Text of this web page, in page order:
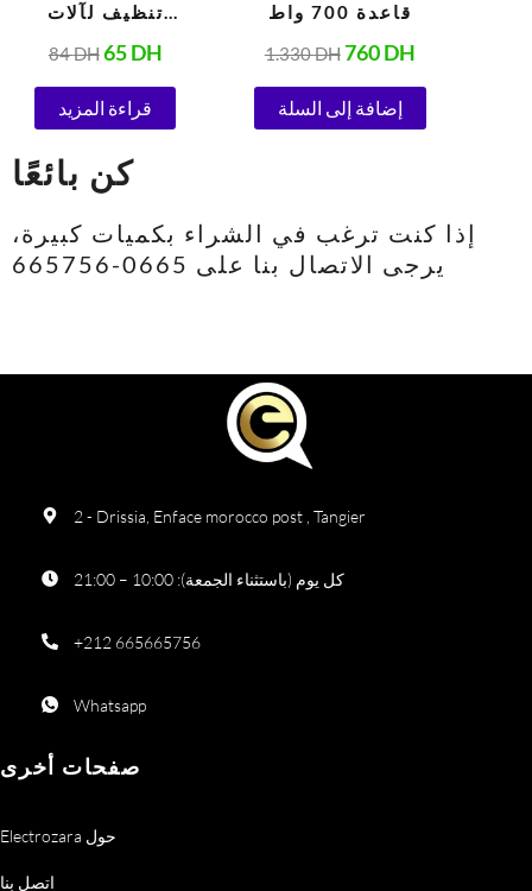
تنظيف لآلات
الإسبريسو
84DH65DH
قراءة المزيد
قاعدة 700 واط
1.330DH760DH
إضافة إلى السلة
كن بائعًا
إذا كنت ترغب في الشراء بكميات كبيرة،
يرجى الاتصال بنا على 0665-665756
2 - Drissia, Enface morocco post , Tangier
كل يوم (باستثناء الجمعة): 10:00 – 21:00
+212 665665756
Whatsapp
صفحات أخرى
Electrozara حول
اتصل بنا